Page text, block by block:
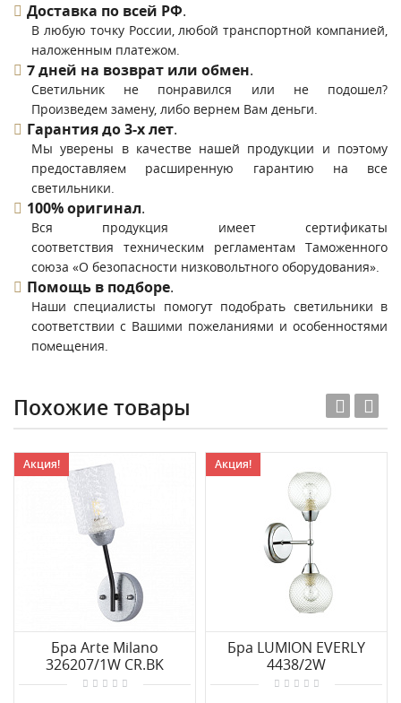
Доставка по всей РФ.
В любую точку России, любой транспортной компанией,
наложенным платежом.
7 дней на возврат или обмен.
Светильник не понравился или не подошел?
Произведем замену, либо вернем Вам деньги.
Гарантия до 3-х лет.
Мы уверены в качестве нашей продукции и поэтому
предоставляем расширенную гарантию на все
светильники.
100% оригинал.
Вся продукция имеет сертификаты
соответствия техническим регламентам Таможенного
союза «О безопасности низковольтного оборудования».
Помощь в подборе.
Наши специалисты помогут подобрать светильники в
соответствии с Вашими пожеланиями и особенностями
помещения.
Похожие товары
Акция!
Бра Arte Milano
326207/1W CR.BK
Акция!
Бра LUMION EVERLY
4438/2W